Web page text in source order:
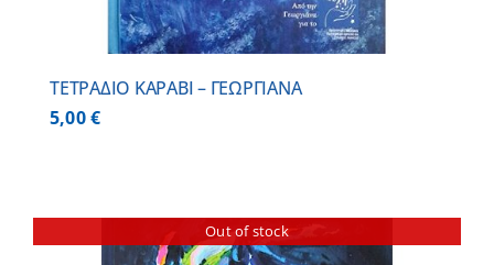
ΤΕΤΡΑΔΙΟ ΚΑΡΑΒΙ – ΓΕΩΡΓΙΑΝΑ
5,00€
Out of stock